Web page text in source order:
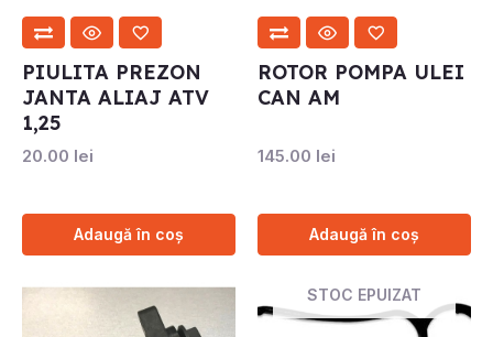
PIULITA PREZON
JANTA ALIAJ ATV
1,25
20.00 lei
Adaugă în coș
ROTOR POMPA ULEI
CAN AM
145.00 lei
Adaugă în coș
STOC EPUIZAT